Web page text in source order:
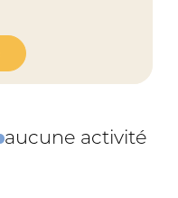
aucune activité